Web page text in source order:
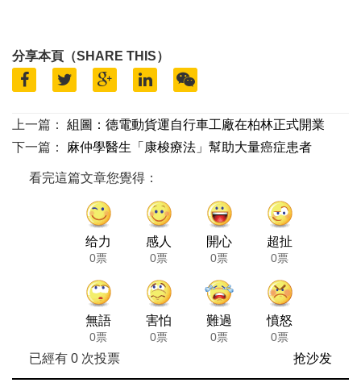
分享本頁（SHARE THIS）
上一篇：
組圖：德電動貨運自行車工廠在柏林正式開業
下一篇：
麻仲學醫生「康梭療法」幫助大量癌症患者
看完這篇文章您覺得：
给力
0票
感人
0票
開心
0票
超扯
0票
無語
0票
害怕
0票
難過
0票
憤怒
0票
已經有 0次投票 抢沙发